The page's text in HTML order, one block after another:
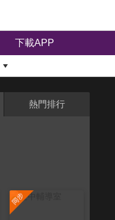
下載APP
熱門排行